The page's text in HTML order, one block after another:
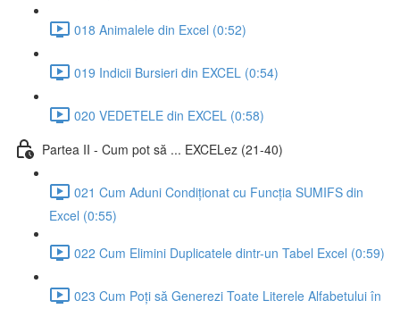
018 Animalele din Excel (0:52)
019 Indicii Bursieri din EXCEL (0:54)
020 VEDETELE din EXCEL (0:58)
Partea II - Cum pot să ... EXCELez (21-40)
021 Cum Aduni Condiționat cu Funcția SUMIFS din
Excel (0:55)
022 Cum Elimini Duplicatele dintr-un Tabel Excel (0:59)
023 Cum Poți să Generezi Toate Literele Alfabetului în